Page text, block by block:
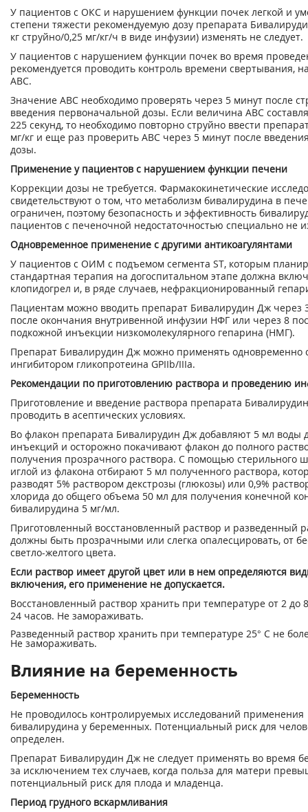
У пациентов с ОКС и нарушением функции почек легкой и
степени тяжести рекомендуемую дозу препарата
кг струйно/0,25 мг/кг/ч в виде инфузии) изменять не следует.
У пациентов с нарушением функции почек во время
рекомендуется проводить контроль времени свертывания,
АВС.
Значение АВС необходимо проверять через 5 минут после
введения первоначальной дозы. Если величина АВС
225 секунд, то необходимо повторно струйно ввести
мг/кг и еще раз проверить АВС через 5 минут после
дозы.
Применение у пациентов с нарушением функции печени
Коррекции дозы не требуется. Фармакокинетические
свидетельствуют о том, что метаболизм бивалирудина в
ограничен, поэтому безопасность и эффективность
пациентов с печеночной недостаточностью специально не
Одновременное применение с другими антикоагулянтами
У пациентов с ОИМ с подъемом сегмента ST, которым
стандартная терапия на догоспитальном этапе должна
клопидогрел и, в ряде случаев, нефракционированный
Пациентам можно вводить препарат Бивалирудин Дж через
после окончания внутривенной инфузии НФГ или через 8
подкожной инъекции низкомолекулярного гепарина (НМГ).
Препарат Бивалирудин Дж можно применять одновременно
ингибитором гликопротеина GPIIb/IIIa.
Рекомендации по приготовлению раствора и проведению
Приготовление и введение раствора препарата
проводить в асептических условиях.
Во флакон препарата Бивалирудин Дж добавляют 5 мл воды
инъекций и осторожно покачивают флакон до полного
получения прозрачного раствора. С помощью стерильного
иглой из флакона отбирают 5 мл полученного раствора,
разводят 5% раствором декстрозы (глюкозы) или 0,9%
хлорида до общего объема 50 мл для получения конечной
бивалирудина 5 мг/мл.
Приготовленный восстановленный раствор и разведенный
должны быть прозрачными или слегка опалесцировать, от
светло-желтого цвета.
Если раствор имеет другой цвет или в нем определяются
включения, его применение не допускается.
Восстановленный раствор хранить при температуре от 2 до
24 часов. Не замораживать.
Разведенный раствор хранить при температуре 25° С не
Не замораживать.
Влияние на беременность
Беременность
Не проводилось контролируемых исследований применения
бивалирудина у беременных. Потенциальный риск для
определен.
Препарат Бивалирудин Дж не следует применять во время
за исключением тех случаев, когда польза для матери
потенциальный риск для плода и младенца.
Период грудного вскармливания